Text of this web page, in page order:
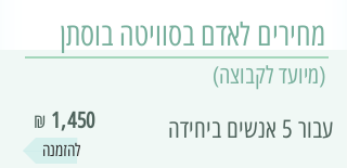
מחירים לאדם בסוויטה בוסתן
(מיועד לקבוצה)
1,450
₪
להזמנה
עבור 5 אנשים ביחידה